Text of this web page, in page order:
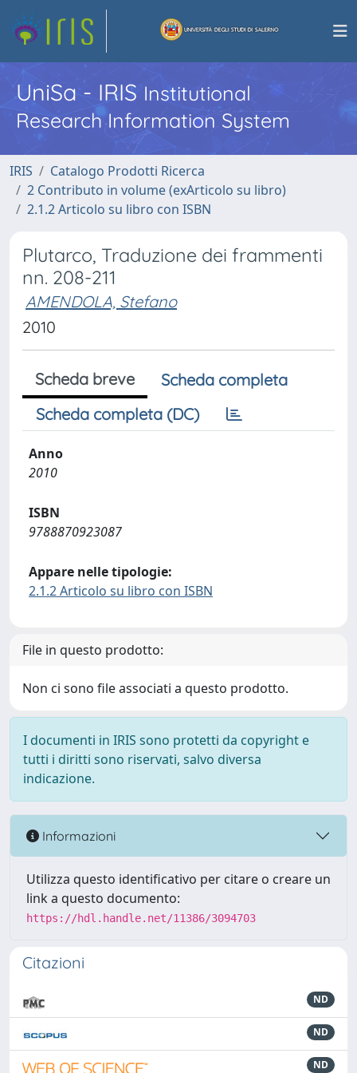
UniSa - IRISInstitutional
Research Information System
IRIS
Catalogo Prodotti Ricerca
2 Contributo in volume (exArticolo su libro)
2.1.2 Articolo su libro con ISBN
Plutarco, Traduzione dei frammenti
nn. 208-211
AMENDOLA, Stefano
2010
Scheda breve
Scheda completa
Scheda completa (DC)
Anno
2010
ISBN
9788870923087
Appare nelle tipologie:
2.1.2 Articolo su libro con ISBN
File in questo prodotto:
Non ci sono file associati a questo prodotto.
I documenti in IRIS sono protetti da copyright e
tutti i diritti sono riservati, salvo diversa
indicazione.
Informazioni
Utilizza questo identificativo per citare o creare un
link a questo documento:
https://hdl.handle.net/11386/3094703
Citazioni
ND
ND
ND